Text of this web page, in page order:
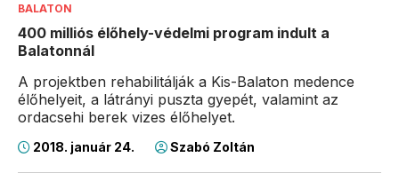
BALATON
400 milliós élőhely-védelmi program indult a
Balatonnál
A projektben rehabilitálják a Kis-Balaton medence
élőhelyeit, a látrányi puszta gyepét, valamint az
ordacsehi berek vizes élőhelyet.
2018. január 24. Szabó Zoltán